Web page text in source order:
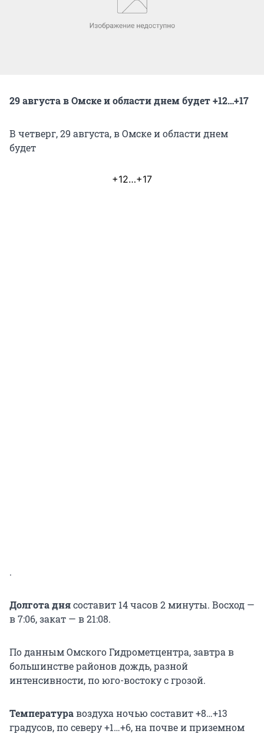
29 августа в Омске и области днем будет +12…+17
В четверг, 29 августа, в Омске и области днем
будет
+12…+17
.
Долгота днясоставит 14 часов 2 минуты. Восход —
в 7:06, закат — в 21:08.
По данным Омского Гидрометцентра, завтра в
большинстве районов дождь, разной
интенсивности, по юго-востоку с грозой.
Температуравоздуха ночью составит +8…+13
градусов, по cеверу +1…+6, на почве и приземном